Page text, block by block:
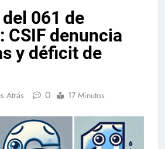
061 de
CSIF denuncia
y déficit de
Atrás 0 17 Minutos